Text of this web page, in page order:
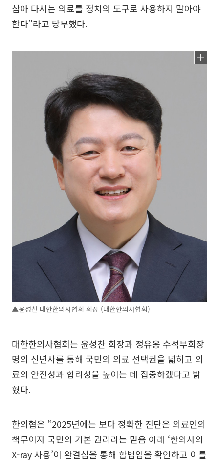
삼아 다시는 의료를 정치의 도구로 사용하지 말아야
한다”라고 당부했다.
▲윤성찬 대한한의사협회 회장 (대한한의사협회)
대한한의사협회는 윤성찬 회장과 정유옹 수석부회장
명의 신년사를 통해 국민의 의료 선택권을 넓히고 의
료의 안전성과 합리성을 높이는 데 집중하겠다고 밝
혔다.
한의협은 “2025년에는 보다 정확한 진단은 의료인의
책무이자 국민의 기본 권리라는 믿음 아래 ‘한의사의
X-ray 사용’이 완결심을 통해 합법임을 확인하고 이를